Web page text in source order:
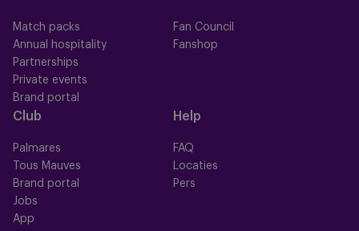
Match packs
Annual hospitality
Partnerships
Private events
Brand portal
Fan Council
Fanshop
Club
Palmares
Tous Mauves
Brand portal
Jobs
App
Help
FAQ
Locaties
Pers